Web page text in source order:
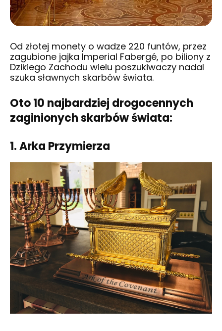
Od złotej monety o wadze 220 funtów, przez
zagubione jajka Imperial Fabergé, po biliony z
Dzikiego Zachodu wielu poszukiwaczy nadal
szuka sławnych skarbów świata.
Oto 10 najbardziej drogocennych
zaginionych skarbów świata:
1. Arka Przymierza